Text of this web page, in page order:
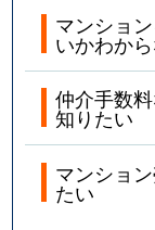
マンショ
いかわか
仲介手数
知りたい
マンショ
たい